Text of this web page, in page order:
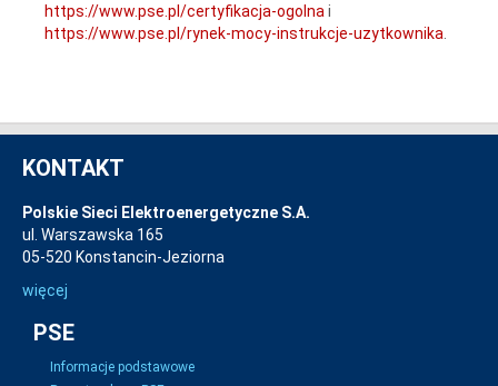
https://www.pse.pl/certyfikacja-ogolna i
https://www.pse.pl/rynek-mocy-instrukcje-uzytkownika
KONTAKT
Polskie Sieci Elektroenergetyczne S.A.
ul. Warszawska 165
05-520 Konstancin-Jeziorna
więcej
PSE
Informacje podstawowe